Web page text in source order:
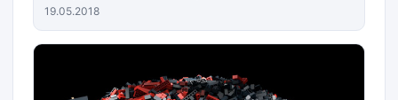
19.05.2018